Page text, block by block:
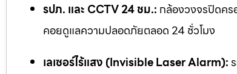
รปภ. และ CCTV 24 ชม.: กล้องวงจรปิดคร
คอยดูแลความปลอดภัยตลอด 24 ชั่วโมง
เลเซอร์ไร้แสง (Invisible Laser Alarm):